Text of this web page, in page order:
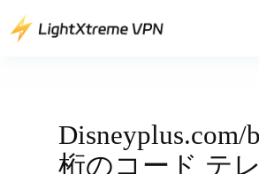
容
Disneyplus.com/
桁のコード テ